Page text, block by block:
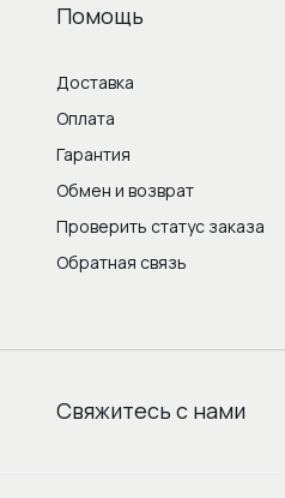
Помощь
Доставка
Оплата
Гарантия
Обмен и возврат
Проверить статус заказа
Обратная связь
Свяжитесь с нами